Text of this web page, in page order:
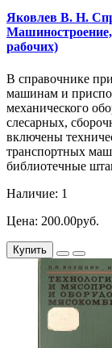
Яковлев В. Н.
рабочих)
В справочнике
машинам и
механического
слесарных,
включены
транспортных
библиотечные
Наличие: 1
Цена: 200.00руб.
Купить